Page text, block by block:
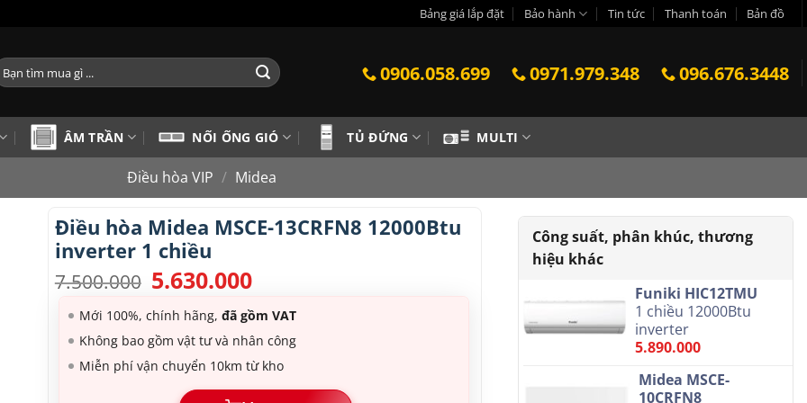
Bảng giá lắp đặt Bảo hành Tin tức Thanh toán Bản đồ
0906.058.699 0971.979.348 096.676.3448
ÂM TRẦN NỐI ỐNG GIÓ TỦ ĐỨNG MULTI
Điều hòa VIP / Midea
Điều hòa Midea MSCE-13CRFN8 12000Btu
inverter 1 chiều
7.500.000 Giá
gốc
là:
7.500.000.
5.630.000
tại
là:
5.630.000.
Mới 100%, chính hãng,đã gồm VAT
Không bao gồm vật tư và nhân công
Miễn phí vận chuyển 10km từ kho
Funiki HIC12TMU
1 chiều 12000Btu
inverter
5.890.000
Midea MSCE-
10CRFN8